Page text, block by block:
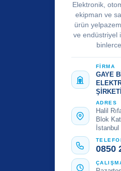
Elektronik,
ekipman ve
ürün
ve endüstriyel
FİRMA
GAYE
ŞİRKETİ
ADRES
Halil
Blok
İstanbul
0850